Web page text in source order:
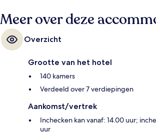
Meer over deze
Overzicht
Grootte van het hotel
140 kamers
Verdeeld over 7 verdiepingen
Aankomst/vertrek
Inchecken kan vanaf: 14.00 uur;
uur